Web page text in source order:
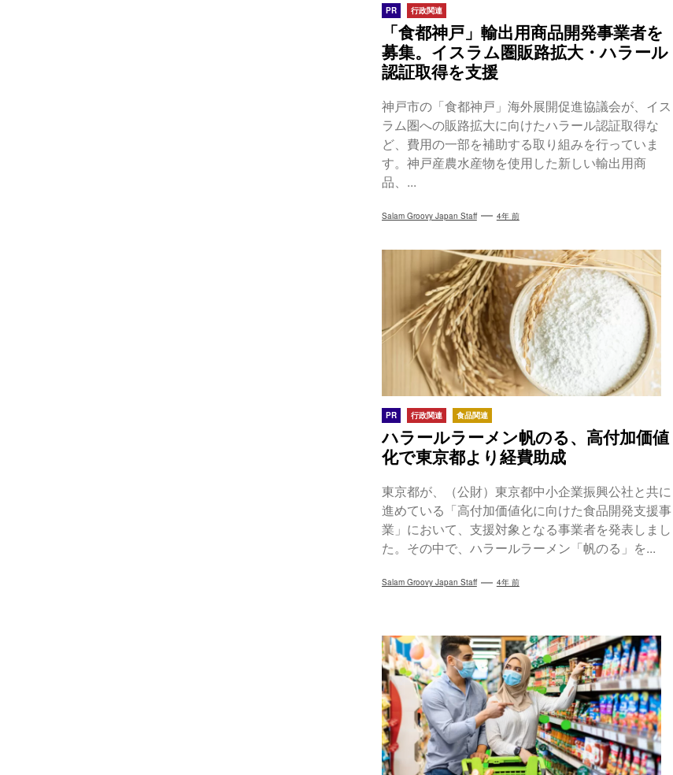
PR 行政関連
「食都神戸」輸出用商品開発事業者を
募集。イスラム圏販路拡大・ハラール
認証取得を支援
神戸市の「食都神戸」海外展開促進協議会が、イス
ラム圏への販路拡大に向けたハラール認証取得な
ど、費用の一部を補助する取り組みを行っていま
す。神戸産農水産物を使用した新しい輸出用商
品、...
Salam Groovy Japan Staff 4年 前
PR 行政関連 食品関連
ハラールラーメン帆のる、高付加価値
化で東京都より経費助成
東京都が、（公財）東京都中小企業振興公社と共に
進めている「高付加価値化に向けた食品開発支援事
業」において、支援対象となる事業者を発表しまし
た。その中で、ハラールラーメン「帆のる」を...
Salam Groovy Japan Staff 4年 前